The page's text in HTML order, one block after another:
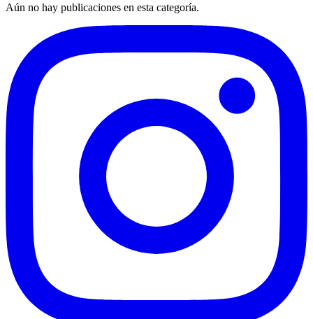
Aún no hay publicaciones en esta categoría.